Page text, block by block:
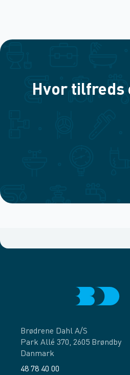
Hvor tilfreds
Brødrene Dahl A/S
Park Allé 370, 2605 Brøndby
Danmark
48 78 40 00